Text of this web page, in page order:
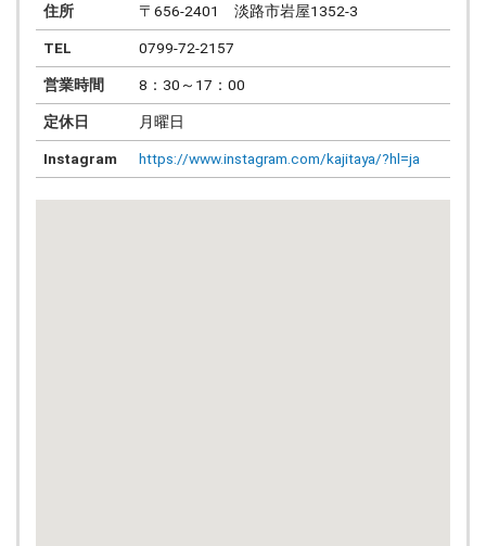
住所 〒656-2401 淡路市岩屋1352-3
TEL 0799-72-2157
営業時間 8：30～17：00
定休日 月曜日
Instagram https://www.instagram.com/kajitaya/?hl=ja